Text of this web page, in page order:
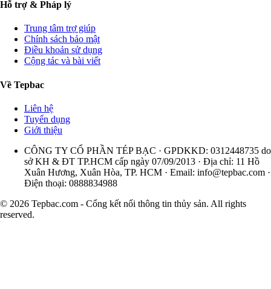
Hỗ trợ & Pháp lý
Trung tâm trợ giúp
Chính sách bảo mật
Điều khoản sử dụng
Cộng tác và bài viết
Về Tepbac
Liên hệ
Tuyển dụng
Giới thiệu
CÔNG TY CỔ PHẦN TÉP BẠC · GPDKKD: 0312448735 do
sở KH & ĐT TP.HCM cấp ngày 07/09/2013 · Địa chỉ: 11 Hồ
Xuân Hương, Xuân Hòa, TP. HCM · Email: info@tepbac.com ·
Điện thoại: 0888834988
© 2026 Tepbac.com - Cổng kết nối thông tin thủy sản. All rights
reserved.